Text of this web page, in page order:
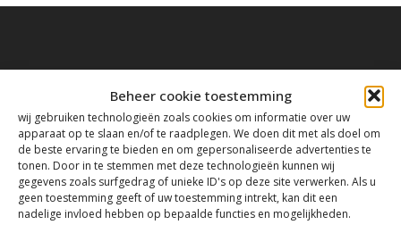
Beheer cookie toestemming
wij gebruiken technologieën zoals cookies om informatie over uw
apparaat op te slaan en/of te raadplegen. We doen dit met als doel om
de beste ervaring te bieden en om gepersonaliseerde advertenties te
tonen. Door in te stemmen met deze technologieën kunnen wij
gegevens zoals surfgedrag of unieke ID's op deze site verwerken. Als u
geen toestemming geeft of uw toestemming intrekt, kan dit een
nadelige invloed hebben op bepaalde functies en mogelijkheden.
Contact
Tanthofdreef 7 2623 EW Delft
015-2120822